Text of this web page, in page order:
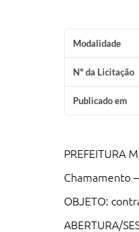
Modalidade
Nº da Licitação
Publicado em
PREFEITURA
Chamamento
OBJETO:
ABERTURA/